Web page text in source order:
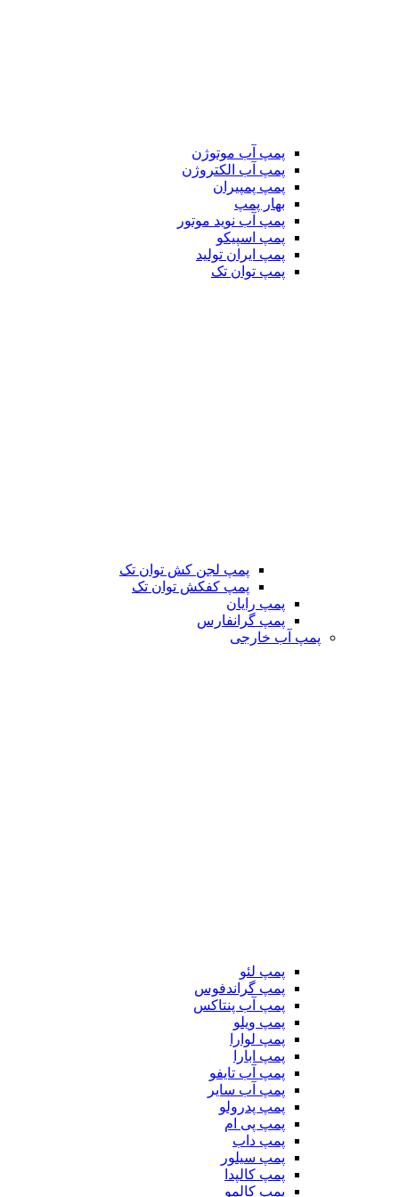
پمپ آب موتوژن
پمپ آب الکتروژن
پمپ پمپیران
بهار پمپ
پمپ آب نوید موتور
پمپ اسپیکو
پمپ ایران تولید
پمپ توان تک
پمپ لجن کش توان تک
پمپ کفکش توان تک
پمپ رایان
پمپ گرانفارس
پمپ آب خارجی
پمپ لئو
پمپ گراندفوس
پمپ آب پنتاکس
پمپ ویلو
پمپ لوارا
پمپ ابارا
پمپ آب تایفو
پمپ آب سایر
پمپ پدرولو
پمپ پی ام
پمپ داب
پمپ سیلور
پمپ کالپدا
پمپ کالمو